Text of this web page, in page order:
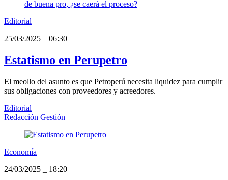
Editorial
25/03/2025
06:30
Estatismo en Perupetro
El meollo del asunto es que Petroperú necesita liquidez para cumplir
sus obligaciones con proveedores y acreedores.
Editorial
Redacción Gestión
Economía
24/03/2025
18:20